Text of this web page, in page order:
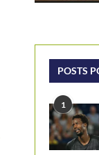
POSTS
1